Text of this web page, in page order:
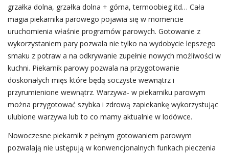
grzałka dolna, grzałka dolna + górna, termoobieg itd… Cała
magia piekarnika parowego pojawia się w momencie
uruchomienia właśnie programów parowych. Gotowanie z
wykorzystaniem pary pozwala nie tylko na wydobycie lepszego
smaku z potraw a na odkrywanie zupełnie nowych możliwości w
kuchni. Piekarnik parowy pozwala na przygotowanie
doskonałych mięs które będą soczyste wewnątrz i
przyrumienione wewnątrz. Warzywa- w piekarniku parowym
można przygotować szybka i zdrową zapiekankę wykorzystując
ulubione warzywa lub to co mamy aktualnie w lodówce.
Nowoczesne piekarnik z pełnym gotowaniem parowym
pozwalają nie ustępują w konwencjonalnych funkach pieczenia